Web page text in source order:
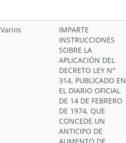
Varios
IMPARTE
INSTRUCCIONES
SOBRE LA
APLICACIÓN DEL
DECRETO LEY N°
314, PUBLICADO EN
EL DIARIO OFICIAL
DE 14 DE FEBRERO
DE 1974, QUE
CONCEDE UN
ANTICIPO DE